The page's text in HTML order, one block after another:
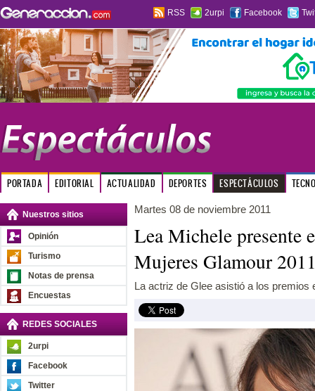
RSS 2urpi Facebook
PORTADA EDITORIAL ACTUALIDAD DEPORTES ESPECTÁCULOS
Nuestros sitios
Opinión
Turismo
Notas de prensa
Encuestas
REDES SOCIALES
2urpi
Facebook
Twitter
Martes 08 de noviembre 2011
Lea Michele presente
Mujeres Glamour
La actriz de Glee asistió a los premios